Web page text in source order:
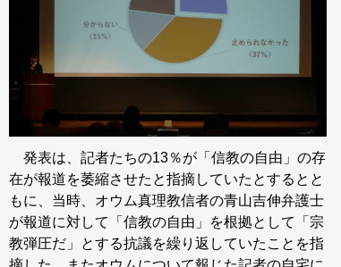
発表は、記者たちの13％が「信教の自由」の存
在が報道を萎縮させたと指摘していたとするとと
もに、当時、オウム真理教信者の青山吉伸弁護士
が報道に対して「信教の自由」を根拠として「宗
教弾圧だ」とする抗議を繰り返していたことを指